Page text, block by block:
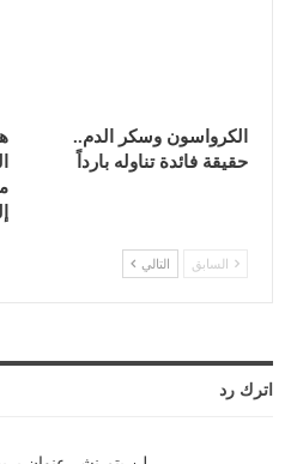
الكرواسون وسكر الدم..
حقيقة فائدة تناوله بارداً
السابق التالي
اترك رد